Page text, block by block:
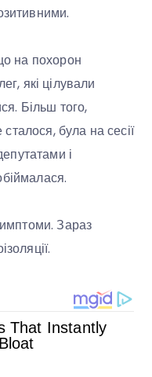
на похорон
які цілували
Більш того,
сталося, була на сесії
і
Зараз